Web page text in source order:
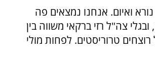
ואיום. אנחנו נמצאים פה
צה"ל רזי ברקאי משווה בין
טרוריסטים. לפחות מולי